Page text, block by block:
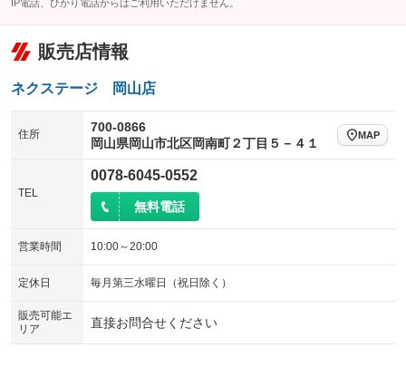
IP電話、ひかり電話からはご利用いただけません。
販売店情報
ネクステージ 岡山店
住所
700-0866
岡山県岡山市北区岡南町２丁目５－４１
MAP
TEL
0078-6045-0552
無料電話
営業時間 10:00～20:00
定休日 毎月第三水曜日（祝日除く）
販売可能エ
リア
直接お問合せください